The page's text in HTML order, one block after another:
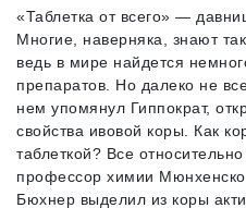
«Таблетка от всего» —
Многие, наверняка, знают
ведь в мире найдется
препаратов. Но далеко не
нем упомянул Гиппократ,
свойства ивовой коры. Как
таблеткой? Все
профессор химии
Бюхнер выделил из коры